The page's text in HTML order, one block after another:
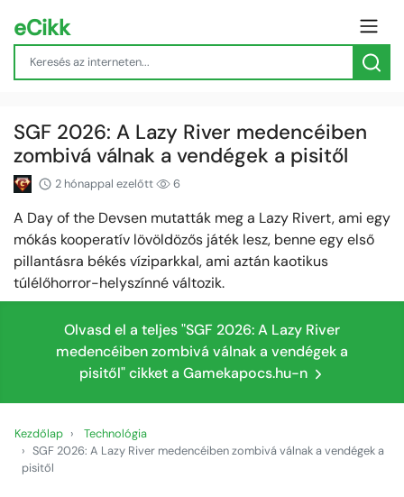
eCikk
SGF 2026: A Lazy River medencéiben
zombivá válnak a vendégek a pisitől
2 hónappal ezelőtt 6
A Day of the Devsen mutatták meg a Lazy Rivert, ami egy
mókás kooperatív lövöldözős játék lesz, benne egy első
pillantásra békés víziparkkal, ami aztán kaotikus
túlélőhorror-helyszínné változik.
Olvasd el a teljes "SGF 2026: A Lazy River
medencéiben zombivá válnak a vendégek a
pisitől" cikket a Gamekapocs.hu-n
Kezdőlap
Technológia
SGF 2026: A Lazy River medencéiben zombivá válnak a vendégek a
pisitől